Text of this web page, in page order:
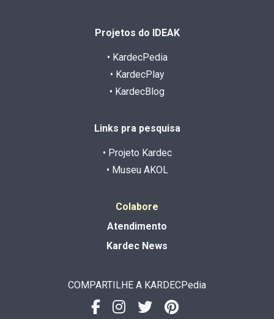
Projetos do IDEAK
• KardecPedia
• KardecPlay
• KardecBlog
Links pra pesquisa
• Projeto Kardec
• Museu AKOL
Colabore
Atendimento
Kardec News
COMPARTILHE A KARDECPedia